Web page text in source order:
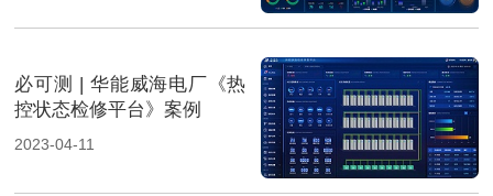
必可测 | 华能威海电厂《热
控状态检修平台》案例
2023-04-11